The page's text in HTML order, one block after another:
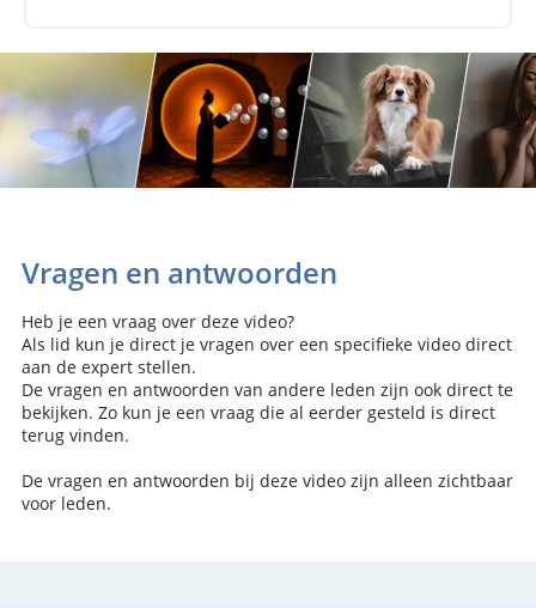
Vragen en antwoorden
Heb je een vraag over deze video?
Als lid kun je direct je vragen over een specifieke video direct
aan de expert stellen.
De vragen en antwoorden van andere leden zijn ook direct te
bekijken. Zo kun je een vraag die al eerder gesteld is direct
terug vinden.
De vragen en antwoorden bij deze video zijn alleen zichtbaar
voor leden.